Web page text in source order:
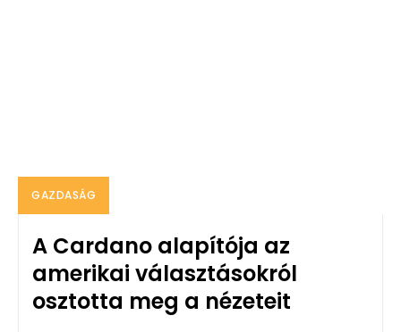
GAZDASÁG
A Cardano alapítója az
amerikai választásokról
osztotta meg a nézeteit